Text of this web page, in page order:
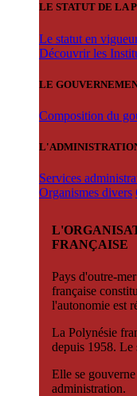
LE STATUT DE LA
Le statut en
Découvrir les
LE
Composition du
Services
Organismes divers
FRANÇAISE
Pays d'outre-
française
l'autonomie est
La Polynésie
depuis 1958. Le
Elle se
administration.